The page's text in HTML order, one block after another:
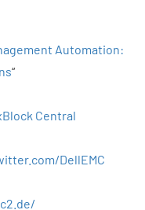
Automation:
“
Central
DellEMC